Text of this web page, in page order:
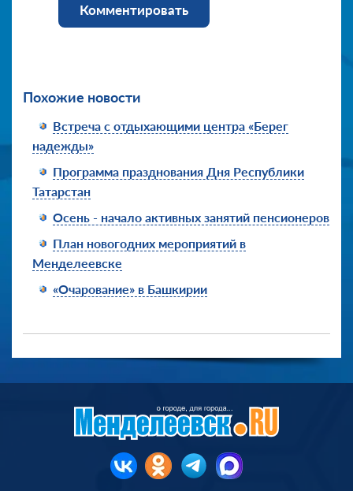
Комментировать
Похожие новости
Встреча с отдыхающими центра «Берег
надежды»
Программа празднования Дня Республики
Татарстан
Осень - начало активных занятий пенсионеров
План новогодних мероприятий в
Менделеевске
«Очарование» в Башкирии